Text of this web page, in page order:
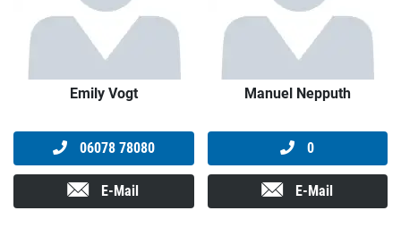
Emily Vogt
06078 78080
E-Mail
Manuel Nepputh
0
E-Mail